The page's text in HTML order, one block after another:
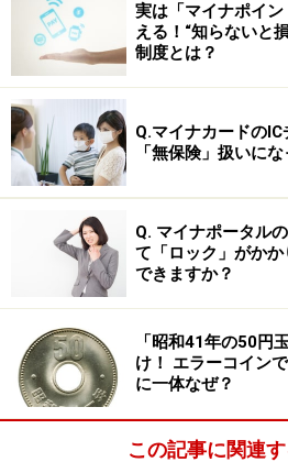
るのか、政党が交代しなくとも
のかと、選挙後の世の中は、不透
そのため、投資家は、積極的に
す。また、保有している株式を
動きも出てきます。したがって
迷していたケースは多く見られ
しかし、必ずしも衆議院の解散
とは限りません。次のページで、
いケース
※記事内容は執筆時点のものです。最
い。
実は「マイナポイ
える！“知らないと
制度とは？
Q.マイナカードの
「無保険」扱いに
Q. マイナポータル
て「ロック」がか
できますか？
「昭和41年の50円
け！ エラーコイン
に一体なぜ？
この記事に関連